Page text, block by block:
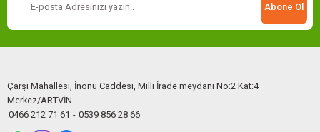
Abone Ol
Çarşı Mahallesi, İnönü Caddesi, Milli İrade meydanı No:2 Kat:4
Merkez/ARTVİN
0466 212 71 61 - 0539 856 28 66